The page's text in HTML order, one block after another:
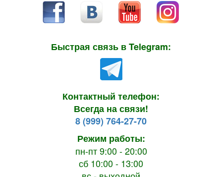
Быстрая связь в Telegram:
Контактный телефон:
Всегда на связи!
8 (999) 764-27-70
Режим работы:
пн-пт 9:00 - 20:00
сб 10:00 - 13:00